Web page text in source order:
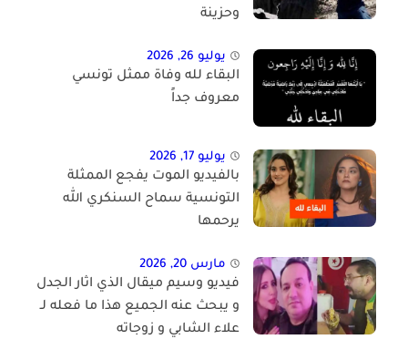
وحزينة
يوليو 26, 2026
البقاء لله وفاة ممثل تونسي
معروف جداً
يوليو 17, 2026
بالفيديو الموت يفجع الممثلة
التونسية سماح السنكري الله
يرحمها
مارس 20, 2026
فيديو وسيم ميقال الذي اثار الجدل
و يبحث عنه الجميع هذا ما فعله لـ
علاء الشابي و زوجاته